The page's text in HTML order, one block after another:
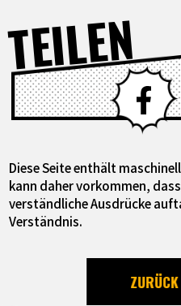
TEILEN
Diese Seite enthält
kann daher vorkommen,
verständliche Ausdrücke
Verständnis.